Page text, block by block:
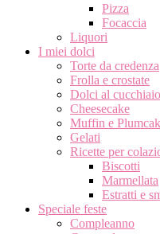
Pizza
Focaccia
Liquori
I miei dolci
Torte da credenza
Frolla e crostate
Dolci al cucchiaio
Cheesecake
Muffin e
Gelati
Ricette per
Biscotti
Marmellata
Estratti e
Speciale feste
Compleanno